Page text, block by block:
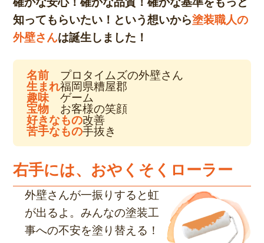
知ってもらいたい！という想いから塗装職人の
外壁さんは誕生しました！
名前
プロタイムズの外壁さん
生まれ福岡県糟屋郡
趣味
ゲーム
宝物
お客様の笑顔
好きなもの改善
苦手なもの手抜き
右手には、おやくそくローラー
外壁さんが一振りすると虹
が出るよ。みんなの塗装工
事への不安を塗り替える！